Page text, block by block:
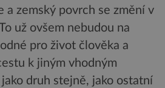
a zemský povrch se změní v
už ovšem nebudou na
pro život člověka a
k jiným vhodným
druh stejně, jako ostatní